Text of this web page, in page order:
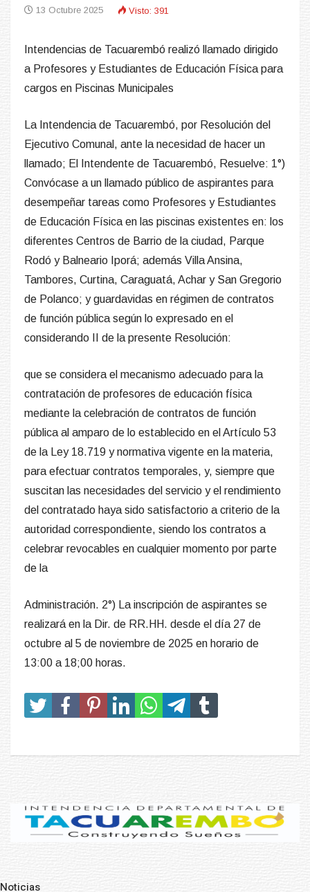
13 Octubre 2025 Visto: 391
Intendencias de Tacuarembó realizó llamado dirigido
a Profesores y Estudiantes de Educación Física para
cargos en Piscinas Municipales
La Intendencia de Tacuarembó, por Resolución del
Ejecutivo Comunal, ante la necesidad de hacer un
llamado; El Intendente de Tacuarembó, Resuelve: 1°)
Convócase a un llamado público de aspirantes para
desempeñar tareas como Profesores y Estudiantes
de Educación Física en las piscinas existentes en: los
diferentes Centros de Barrio de la ciudad, Parque
Rodó y Balneario Iporá; además Villa Ansina,
Tambores, Curtina, Caraguatá, Achar y San Gregorio
de Polanco; y guardavidas en régimen de contratos
de función pública según lo expresado en el
considerando II de la presente Resolución:
que se considera el mecanismo adecuado para la
contratación de profesores de educación física
mediante la celebración de contratos de función
pública al amparo de lo establecido en el Artículo 53
de la Ley 18.719 y normativa vigente en la materia,
para efectuar contratos temporales, y, siempre que
suscitan las necesidades del servicio y el rendimiento
del contratado haya sido satisfactorio a criterio de la
autoridad correspondiente, siendo los contratos a
celebrar revocables en cualquier momento por parte
de la
Administración. 2°) La inscripción de aspirantes se
realizará en la Dir. de RR.HH. desde el día 27 de
octubre al 5 de noviembre de 2025 en horario de
13:00 a 18;00 horas.
Noticias